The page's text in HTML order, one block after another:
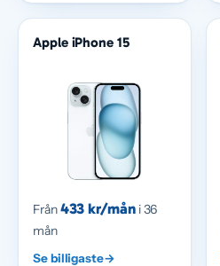
Apple iPhone 15
Från433 kr/måni 36
mån
Se billigaste→